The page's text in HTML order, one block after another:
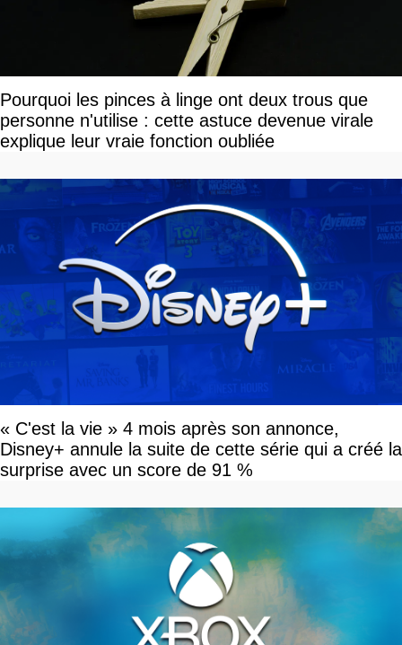
Pourquoi les pinces à linge ont deux trous que
personne n'utilise : cette astuce devenue virale
explique leur vraie fonction oubliée
« C'est la vie » 4 mois après son annonce,
Disney+ annule la suite de cette série qui a créé la
surprise avec un score de 91 %